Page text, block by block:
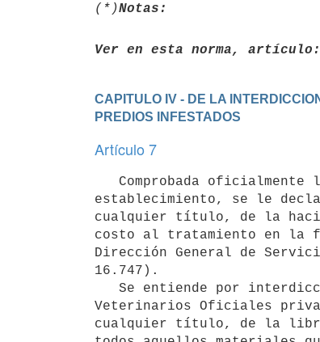
(*)Notas:
Ver en esta norma, artículo:
CAPITULO IV - DE LA
PREDIOS INFESTADOS
Artículo 7
establecimiento, se le
cualquier título, de la
costo al tratamiento en la
Dirección General de
16.747).
Veterinarios Oficiales
cualquier título, de la libre